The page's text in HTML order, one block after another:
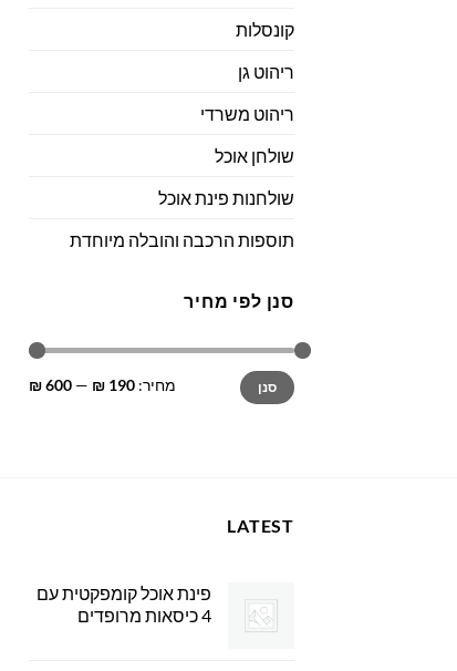
קונסלות
ריהוט גן
ריהוט משרדי
שולחן אוכל
שולחנות פינת אוכל
תוספות הרכבה והובלה מיוחדת
סנן לפי מחיר
מחיר
מינימלי
מחיר
מקסימלי
סנן מחיר: 190 ₪
—
600 ₪
LATEST
פינת אוכל קומפקטית עם
4 כיסאות מרופדים